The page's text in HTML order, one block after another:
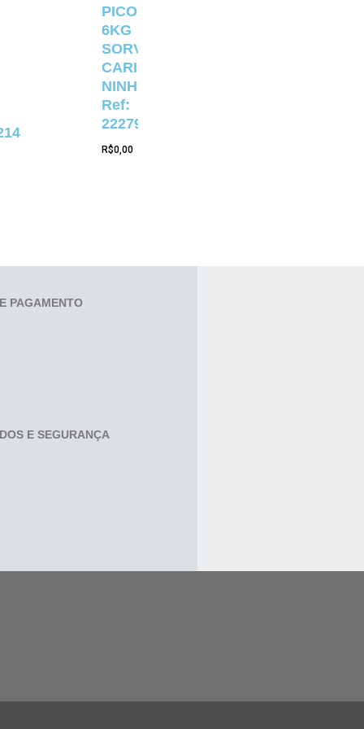
PICOLÉ
6KG
SORVETERIA
CARIOCA
NINHO
Ref:
22279
R$0,00
PAGAMENTO
E SEGURANÇA